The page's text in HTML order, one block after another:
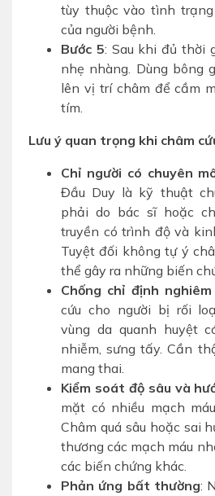
tùy thuộc vào tình
của người bệnh.
Bước 5: Sau khi đủ thời
nhẹ nhàng. Dùng bông
lên vị trí châm để cầm
tím.
Lưu ý quan trọng khi châm
Chỉ người có chuyên
Đầu Duy là kỹ thuật
phải do bác sĩ hoặc
truyền có trình độ và
Tuyệt đối không tự ý
thể gây ra những biến
Chống chỉ định
cứu cho người bị rối
vùng da quanh huyệt
nhiễm, sưng tấy. Cần
mang thai.
Kiểm soát độ sâu và
mặt có nhiều mạch
Châm quá sâu hoặc sai
thương các mạch máu
các biến chứng khác.
Phản ứng bất thường: